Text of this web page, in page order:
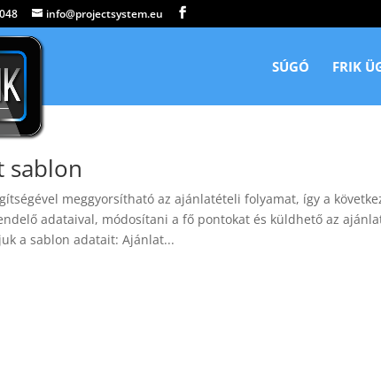
info@projectsystem.eu
SÚGÓ FRIK
sablon
meggyorsítható az ajánlatételi folyamat, így a
adataival, módosítani a fő pontokat és küldhető az
a sablon adatait: Ajánlat...